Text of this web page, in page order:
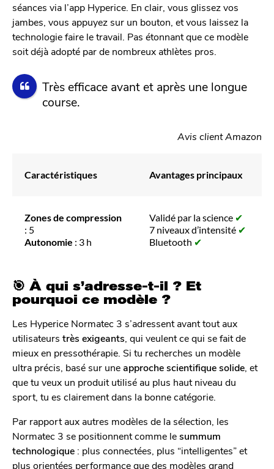
séances via l’app Hyperice. En clair, vous glissez vos
jambes, vous appuyez sur un bouton, et vous laissez la
technologie faire le travail. Pas étonnant que ce modèle
soit déjà adopté par de nombreux athlètes pros.
Très efficace avant et après une longue
course.
Avis client Amazon
Caractéristiques Avantages principaux
Zones de compression
: 5
Autonomie : 3 h
Validé par la science ✔
7 niveaux d’intensité ✔
Bluetooth ✔
🎯 À qui s’adresse-t-il ? Et
pourquoi ce modèle ?
Les Hyperice Normatec 3 s’adressent avant tout aux
utilisateurs très exigeants , qui veulent ce qui se fait de
mieux en pressothérapie. Si tu recherches un modèle
ultra précis, basé sur uneapproche scientifique solide , et
que tu veux un produit utilisé au plus haut niveau du
sport, tu es clairement dans la bonne catégorie.
Par rapport aux autres modèles de la sélection, les
Normatec 3 se positionnent comme lesummum
technologique : plus connectées, plus “intelligentes” et
plus orientées performance que des modèles grand